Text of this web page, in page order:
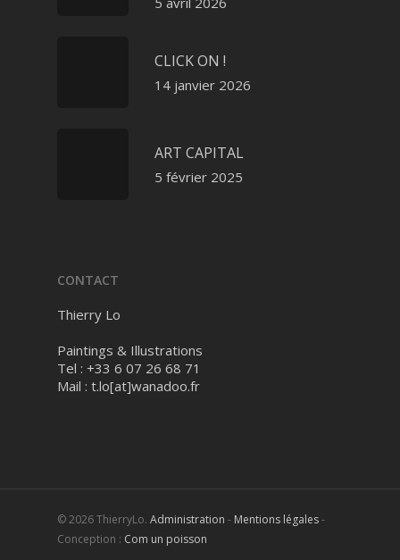
CLICK ON !
14 janvier 2026
ART CAPITAL
5 février 2025
CONTACT
Thierry Lo
Paintings & Illustrations
Tel : +33 6 07 26 68 71
Mail : t.lo[at]wanadoo.fr
© 2026 ThierryLo. Administration - Mentions légales-
Conception : Com un poisson